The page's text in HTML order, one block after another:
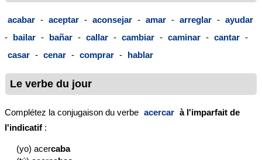
acabar - aceptar - aconsejar - amar - arreglar - ayudar
- bailar - bañar - callar - cambiar - caminar - cantar -
casar - cenar - comprar - hablar
Le verbe du jour
Complétez la conjugaison du verbe acercar à l'imparfait de
l'indicatif :
(yo) acercaba